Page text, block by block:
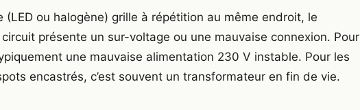
(LED ou halogène) grille à répétition au même endroit, le
présente un sur-voltage ou une mauvaise connexion. Pour
une mauvaise alimentation 230 V instable. Pour les
encastrés, c’est souvent un transformateur en fin de vie.